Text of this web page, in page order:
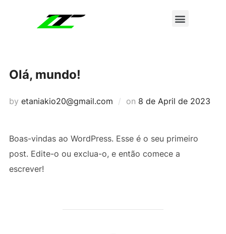
Olá, mundo!
by etaniakio20@gmail.com on 8 de April de 2023
Boas-vindas ao WordPress. Esse é o seu primeiro
post. Edite-o ou exclua-o, e então comece a
escrever!